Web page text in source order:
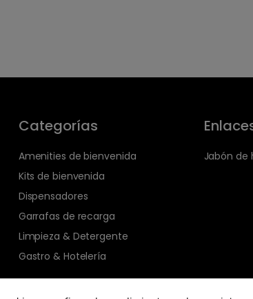
Categorías
Amenities de bienvenida
Kits de bienvenida
Dispensadores
Garrafas de recarga
Limpieza & Detergente
Gastro & Hotelería
Jabón de